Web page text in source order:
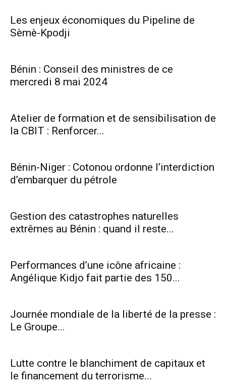
Les enjeux économiques du Pipeline de
Sèmè-Kpodji
Bénin : Conseil des ministres de ce
mercredi 8 mai 2024
Atelier de formation et de sensibilisation de
la CBIT : Renforcer...
Bénin-Niger : Cotonou ordonne l’interdiction
d’embarquer du pétrole
Gestion des catastrophes naturelles
extrêmes au Bénin : quand il reste...
Performances d’une icône africaine :
Angélique Kidjo fait partie des 150...
Journée mondiale de la liberté de la presse :
Le Groupe...
Lutte contre le blanchiment de capitaux et
le financement du terrorisme...